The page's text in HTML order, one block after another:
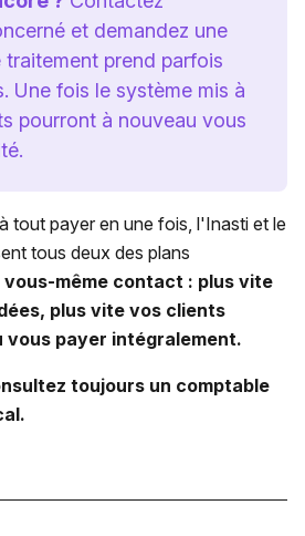
et demandez une
traitement prend parfois
Une fois le système mis à
pourront à nouveau vous
tout payer en une fois, l'Inasti et le
tous deux des plans
vous-même contact : plus vite
plus vite vos clients
vous payer intégralement.
toujours un comptable